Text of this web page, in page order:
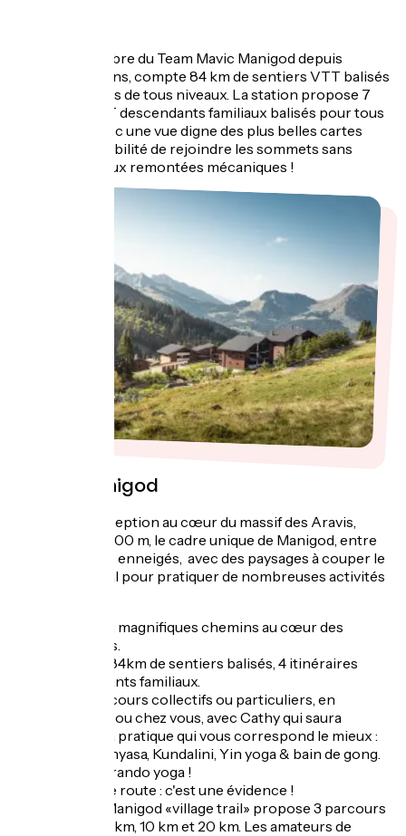
Manigod, membre du Team Mavic Manigod depuis
maintenant 5 ans, compte 84 km de sentiers VTT balisés
avec 8 parcours de tous niveaux. La station propose 7
itinéraires VTT descendants familiaux balisés pour tous
les niveaux, avec une vue digne des plus belles cartes
postales. Possibilité de rejoindre les sommets sans
efforts grâce aux remontées mécaniques !
L'été à Manigod
Territoire d’exception au cœur du massif des Aravis,
entre 950 et 1500 m, le cadre unique de Manigod, entre
lac et sommets enneigés, avec des paysages à couper le
souffle, est idéal pour pratiquer de nombreuses activités
La rando : magnifiques chemins au cœur des
pâturages.
Le VTT : 84km de sentiers balisés, 4 itinéraires
descendants familiaux.
Le yoga : cours collectifs ou particuliers, en
extérieur ou chez vous, avec Cathy qui saura
trouver la pratique qui vous correspond le mieux :
Hatha, Vinyasa, Kundalini, Yin yoga & bain de gong.
Testez la rando yoga !
Le vélo de route : c'est une évidence !
Le trail : Manigod «village trail» propose 3 parcours
balisés : 8km, 10 km et 20 km. Les amateurs de